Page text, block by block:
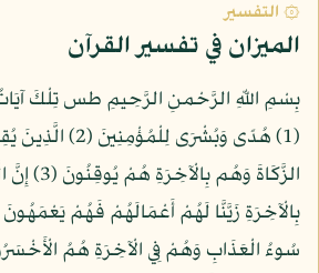
۞ التفسير
الميزان في تفسير القرآن
بِسْمِ اللّهِ الرَّحْمنِ الرَّحِيمِ طس تِلْكَ
(1) هُدًى وَبُشْرَى
الزَّكَاةَ وَهُم